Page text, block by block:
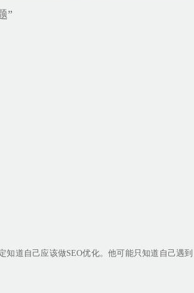
”
道自己应该做SEO优化。他可能只知道自己遇到